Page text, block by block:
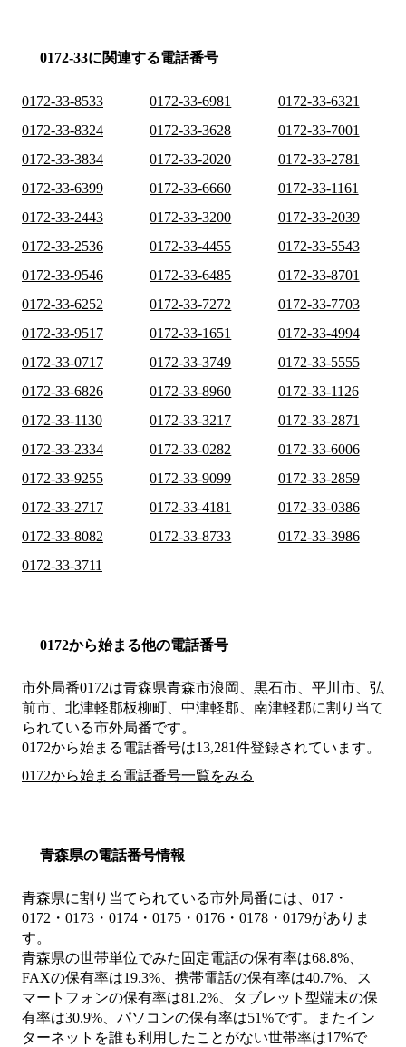
0172-33に関連する電話番号
0172-33-8533 0172-33-6981
0172-33-6321
0172-33-8324
0172-33-3628
0172-33-7001
0172-33-3834
0172-33-2020
0172-33-2781
0172-33-6399
0172-33-6660
0172-33-1161
0172-33-2443
0172-33-3200
0172-33-2039
0172-33-2536
0172-33-4455
0172-33-5543
0172-33-9546
0172-33-6485
0172-33-8701
0172-33-6252
0172-33-7272
0172-33-7703
0172-33-9517
0172-33-1651
0172-33-4994
0172-33-0717
0172-33-3749
0172-33-5555
0172-33-6826
0172-33-8960
0172-33-1126
0172-33-1130
0172-33-3217
0172-33-2871
0172-33-2334
0172-33-0282
0172-33-6006
0172-33-9255
0172-33-9099
0172-33-2859
0172-33-2717
0172-33-4181
0172-33-0386
0172-33-8082
0172-33-8733
0172-33-3986
0172-33-3711
0172から始まる他の電話番号
市外局番0172は青森県青森市浪岡、黒石市、平川市、弘
前市、北津軽郡板柳町、中津軽郡、南津軽郡に割り当て
られている市外局番です。
0172から始まる電話番号は13,281件登録されています。
0172から始まる電話番号一覧をみる
青森県の電話番号情報
青森県に割り当てられている市外局番には、017・
0172・0173・0174・0175・0176・0178・0179がありま
す。
青森県の世帯単位でみた固定電話の保有率は68.8%、
FAXの保有率は19.3%、携帯電話の保有率は40.7%、ス
マートフォンの保有率は81.2%、タブレット型端末の保
有率は30.9%、パソコンの保有率は51%です。またイン
ターネットを誰も利用したことがない世帯率は17%で